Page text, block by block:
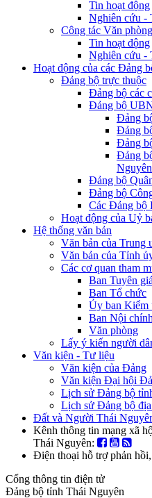
Tin hoạt động
Nghiên cứu -
Công tác Văn phòng
Tin hoạt động
Nghiên cứu -
Hoạt động của các Đảng
Đảng bộ trực thuộc
Đảng bộ các
Đảng bộ
Đảng
Đảng
Đảng
Đảng
Đảng bộ
Đảng bộ
Các Đảng bộ
Hoạt động của Uỷ
Hệ thống văn bản
Văn bản của Trung
Văn bản của Tỉnh
Các cơ quan tham
Ban Tuyên
Ban Tổ chức
Ủy ban Kiểm
Ban Nội chính
Văn phòng
Lấy ý kiến người
Văn kiện - Tư liệu
Văn kiện của Đảng
Văn kiện Đại hội
Lịch sử Đảng bộ
Lịch sử Đảng bộ
Đất và Người Thái
Kênh thông tin mạng xã
Thái Nguyên:
Điện thoại hỗ trợ phản
Cổng thông tin điện tử
Đảng bộ tỉnh Thái Nguyên